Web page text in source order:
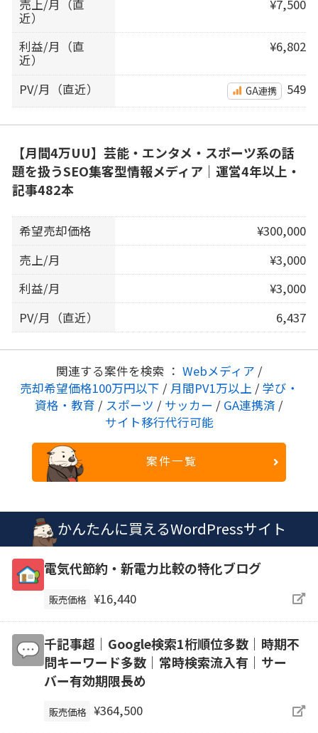
売上/月（直
近）
¥7,500
利益/月（直
近）
¥6,802
PV/月（直近） GA連携 549
【月間4万UU】芸能・エンタメ・スポーツ系の話
題を扱うSEO集客型情報メディア｜運営4年以上・
記事482本
希望売却価格
¥300,000
売上/月
¥3,000
利益/月
¥3,000
PV/月（直近）
6,437
関連する案件を検索 ： Webメディア /
売却希望価格100万円以下 / 月間PV1万以上 / 学び・
資格・教育 / スポーツ / サッカー / GA連携済 /
サイト移行代行可能
案件一覧
かんたんに買えるWordPressサイト
電気代節約・新電力比較の特化ブログ
販売価格 ¥16,440
千記事超｜Google検索1桁順位多数｜時期不
問キーワード多数｜常時検索流入有｜サー
バー有効期限長め
販売価格 ¥364,500